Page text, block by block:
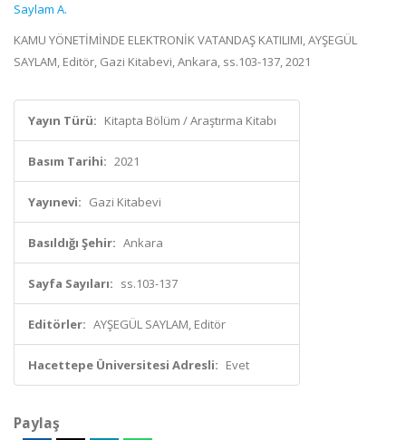
Saylam A.
KAMU YÖNETİMİNDE ELEKTRONİK VATANDAŞ KATILIMI, AYŞEGÜL
SAYLAM, Editör, Gazi Kitabevi, Ankara, ss.103-137, 2021
Yayın Türü: Kitapta Bölüm / Araştırma Kitabı
Basım Tarihi: 2021
Yayınevi: Gazi Kitabevi
Basıldığı Şehir: Ankara
Sayfa Sayıları: ss.103-137
Editörler: AYŞEGÜL SAYLAM, Editör
Hacettepe Üniversitesi Adresli: Evet
Paylaş